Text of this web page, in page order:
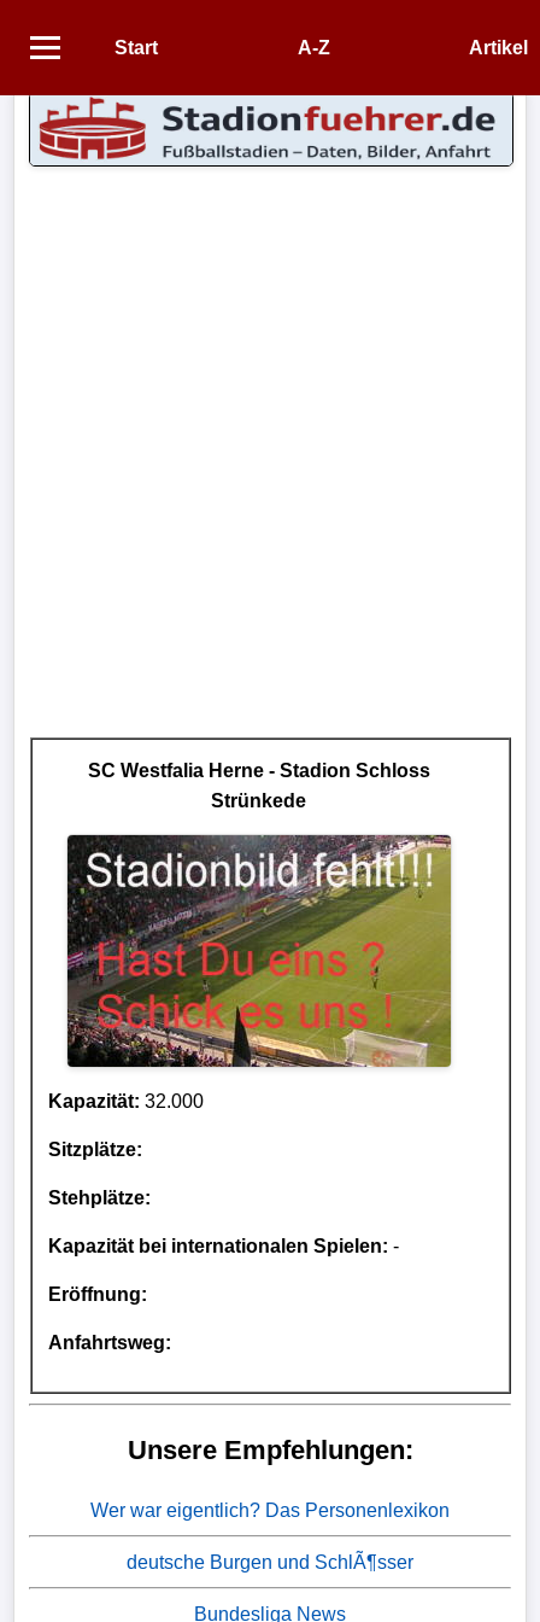
Start A-Z Artikel
Startseite
SC Westfalia Herne - Stadion Schloss
Strünkede
Kapazität: 32.000
Sitzplätze:
Stehplätze:
Kapazität bei internationalen Spielen: -
Eröffnung:
Anfahrtsweg:
Unsere Empfehlungen:
Wer war eigentlich? Das Personenlexikon
deutsche Burgen und SchlÃ¶sser
Bundesliga News